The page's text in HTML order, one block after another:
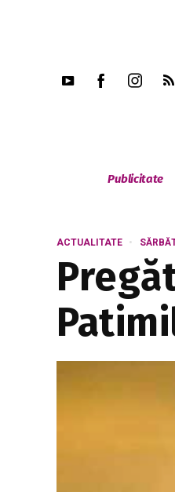
Publicitate
ACTUALITATE